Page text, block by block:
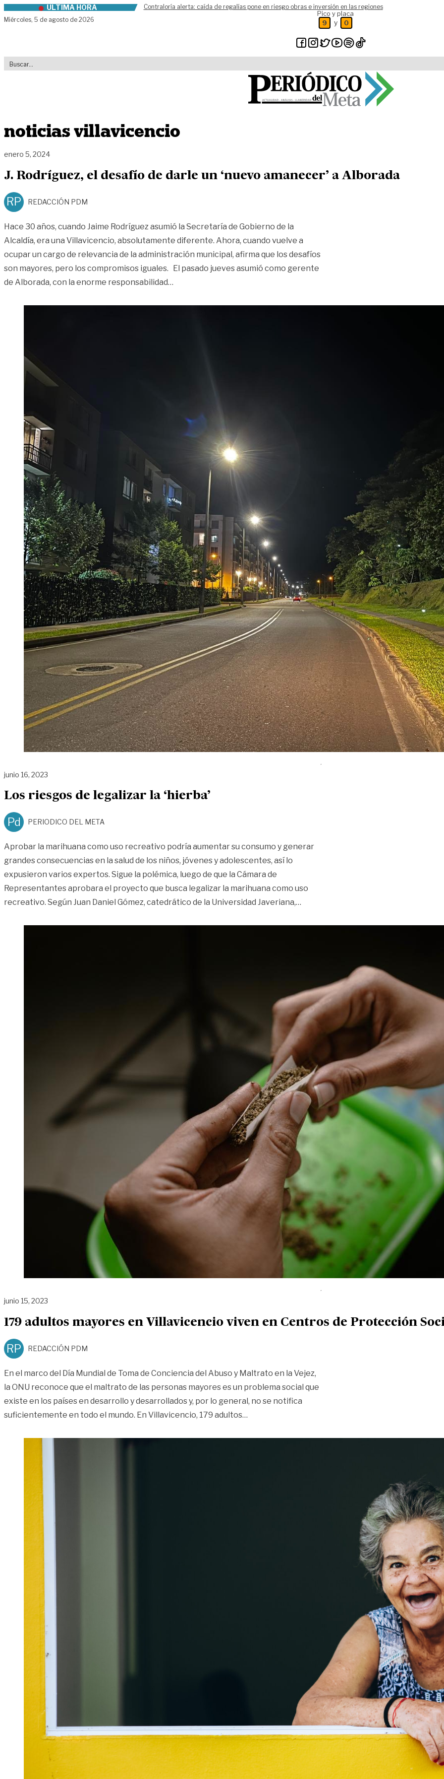
Skip to contentÚLTIMA HORA
Contraloría alerta: caída de regalías pone en riesgo obras e inversión en las regiones
Miércoles, 5 de agosto de 2026
Pico y placa
9 y 0
noticias villavicencio
enero 5, 2024
J. Rodríguez, el desafío de darle un ‘nuevo amanecer’ a Alborada
RP REDACCIÓN PDM
Hace 30 años, cuando Jaime Rodríguez asumió la Secretaría de Gobierno de la
Alcaldía, era una Villavicencio, absolutamente diferente. Ahora, cuando vuelve a
ocupar un cargo de relevancia de la administración municipal, afirma que los desafíos
son mayores, pero los compromisos iguales. El pasado jueves asumió como gerente
de Alborada, con la enorme responsabilidad…
junio 16, 2023
Los riesgos de legalizar la ‘hierba’
Pd PERIODICO DEL META
Aprobar la marihuana como uso recreativo podría aumentar su consumo y generar
grandes consecuencias en la salud de los niños, jóvenes y adolescentes, así lo
expusieron varios expertos. Sigue la polémica, luego de que la Cámara de
Representantes aprobara el proyecto que busca legalizar la marihuana como uso
recreativo. Según Juan Daniel Gómez, catedrático de la Universidad Javeriana,…
junio 15, 2023
179 adultos mayores en Villavicencio viven en Centros de Protección
RP REDACCIÓN PDM
En el marco del Día Mundial de Toma de Conciencia del Abuso y Maltrato en la Vejez,
la ONU reconoce que el maltrato de las personas mayores es un problema social que
existe en los países en desarrollo y desarrollados y, por lo general, no se notifica
suficientemente en todo el mundo. En Villavicencio, 179 adultos…